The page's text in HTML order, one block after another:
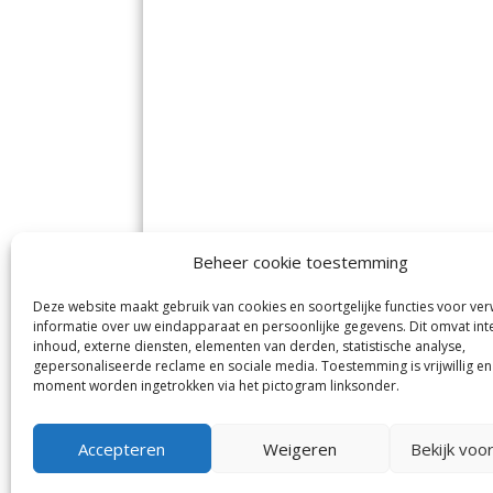
Beheer cookie toestemming
Deze website maakt gebruik van cookies en soortgelijke functies voor
informatie over uw eindapparaat en persoonlijke gegevens. Dit omvat
inhoud, externe diensten, elementen van derden, statistische analyse,
gepersonaliseerde reclame en sociale media. Toestemming is vrijwillig
moment worden ingetrokken via het pictogram linksonder.
Accepteren Weigeren Bekijk
De Nieuwe Meerbode
Visserstraat 10
1431 GJ Aalsmeer
0297-341900
info@meerbode.nl
en
De